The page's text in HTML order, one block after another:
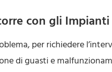
con gli
per richiedere
di guasti e